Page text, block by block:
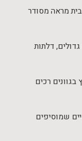
מראה מסודר
דלתות
רכים
שמוסיפים